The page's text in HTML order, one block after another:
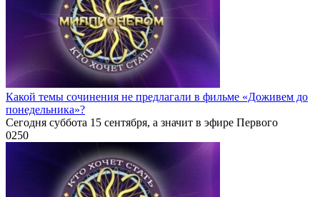
Какой темы сочинения не предлагали в фильме «Доживем до
понедельника»?
Сегодня суббота 15 сентября, а значит в эфире Первого
0250